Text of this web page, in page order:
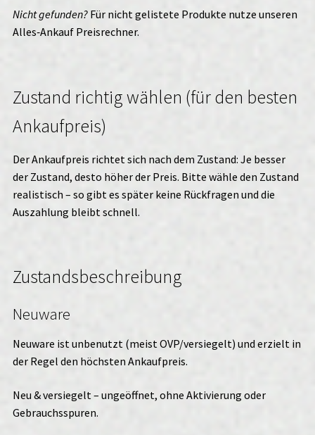
Nicht gefunden?Für nicht gelistete Produkte nutze unseren
Alles‑AnkaufPreisrechner.
Zustand richtig wählen (für den besten
Ankaufpreis)
Der Ankaufpreis richtet sich nach dem Zustand: Je besser
der Zustand, desto höher der Preis. Bitte wähle den Zustand
realistisch – so gibt es später keine Rückfragen und die
Auszahlung bleibt schnell.
Zustandsbeschreibung
Neuware
Neuware ist unbenutzt (meist OVP/versiegelt) und erzielt in
der Regel den höchsten Ankaufpreis.
Neu & versiegelt – ungeöffnet, ohne Aktivierung oder
Gebrauchsspuren.